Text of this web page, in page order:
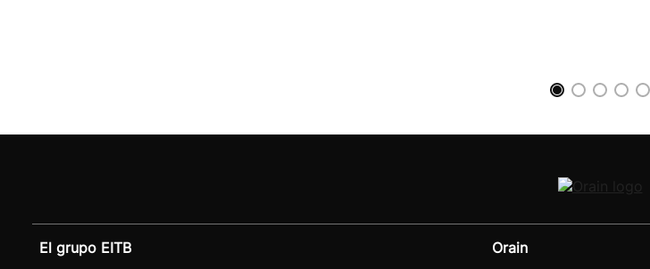
El grupo EITB Orain